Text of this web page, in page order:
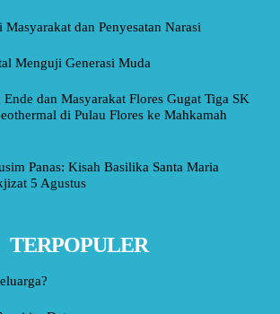
Masyarakat dan Penyesatan Narasi
Menguji Generasi Muda
dan Masyarakat Flores Gugat Tiga SK
di Pulau Flores ke Mahkamah
Panas: Kisah Basilika Santa Maria
5 Agustus
TERPOPULER